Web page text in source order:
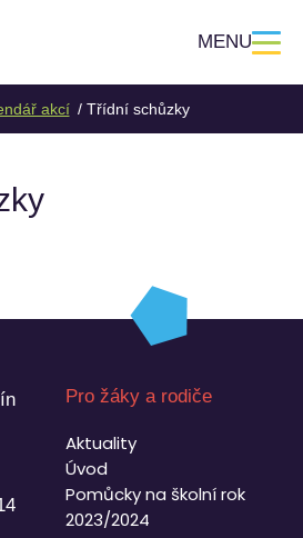
MENU
akcí Třídní schůzky
Pro žáky a rodiče
Aktuality
Úvod
Pomůcky na školní rok
2023/2024